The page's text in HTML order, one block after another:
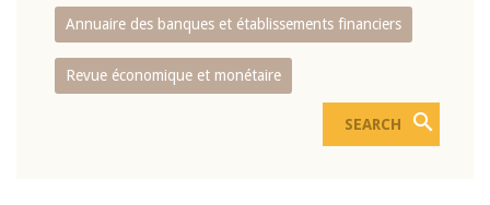
Annuaire des banques et établissements financiers
Revue économique et monétaire